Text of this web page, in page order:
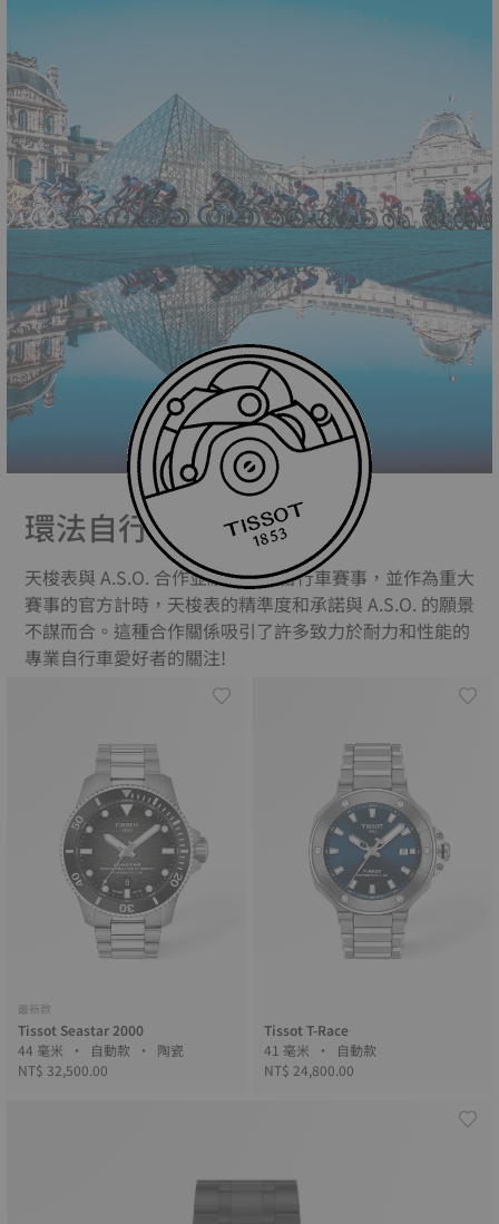
環法自行車比賽
天梭表與 A.S.O. 合作並組織全球自行車賽事，並作為重大
賽事的官方計時，天梭表的精準度和承諾與 A.S.O. 的願景
不謀而合。這種合作關係吸引了許多致力於耐力和性能的
專業自行車愛好者的關注!
最新款
Tissot Seastar 2000
44 毫米 • 自動款 • 陶瓷
NT$ 32,500.00
Tissot T-Race
41 毫米 • 自動款
NT$ 24,800.00